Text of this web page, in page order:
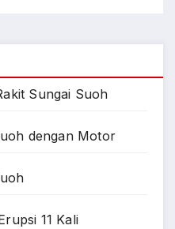
Sungai Suoh
dengan Motor
11 Kali